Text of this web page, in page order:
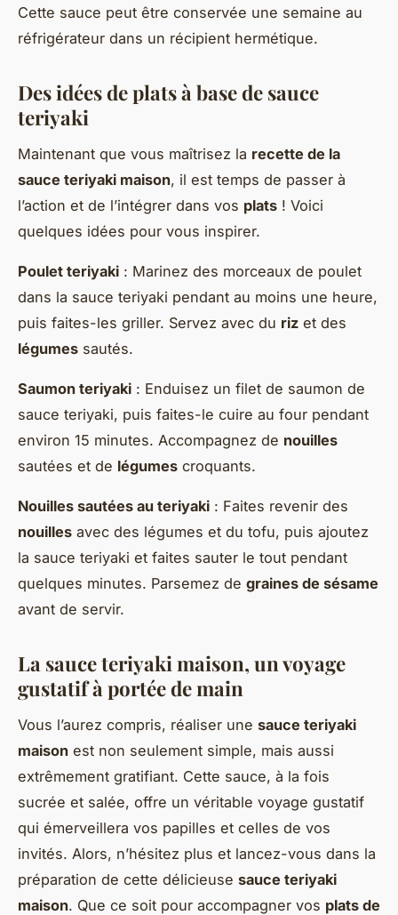
Cette sauce peut être conservée une semaine au
réfrigérateur dans un récipient hermétique.
Des idées de plats à base de sauce
teriyaki
Maintenant que vous maîtrisez la recette de la
sauce teriyaki maison, il est temps de passer à
l’action et de l’intégrer dans vos plats ! Voici
quelques idées pour vous inspirer.
Poulet teriyaki : Marinez des morceaux de poulet
dans la sauce teriyaki pendant au moins une heure,
puis faites-les griller. Servez avec du riz et des
légumes sautés.
Saumon teriyaki : Enduisez un filet de saumon de
sauce teriyaki, puis faites-le cuire au four pendant
environ 15 minutes. Accompagnez de nouilles
sautées et de légumes croquants.
Nouilles sautées au teriyaki : Faites revenir des
nouilles avec des légumes et du tofu, puis ajoutez
la sauce teriyaki et faites sauter le tout pendant
quelques minutes. Parsemez de graines de sésame
avant de servir.
La sauce teriyaki maison, un voyage
gustatif à portée de main
Vous l’aurez compris, réaliser une sauce teriyaki
maison est non seulement simple, mais aussi
extrêmement gratifiant. Cette sauce, à la fois
sucrée et salée, offre un véritable voyage gustatif
qui émerveillera vos papilles et celles de vos
invités. Alors, n’hésitez plus et lancez-vous dans la
préparation de cette délicieuse sauce teriyaki
maison. Que ce soit pour accompagner vos plats de